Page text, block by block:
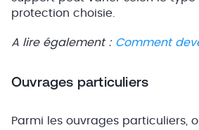
protection choisie.
A lire également : Comment
Ouvrages particuliers
Parmi les ouvrages particuliers,